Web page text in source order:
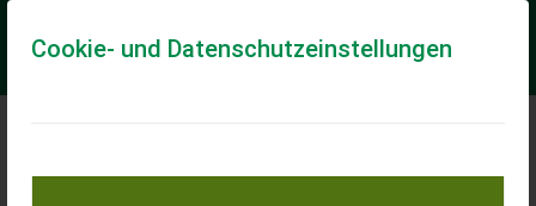
Cookie- und Datenschutzeinstellungen
Meine Transportkostenanfrage